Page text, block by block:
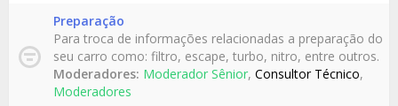
Preparação
Para troca de informações relacionadas a preparação do
seu carro como: filtro, escape, turbo, nitro, entre outros.
Moderadores: Moderador Sênior, Consultor Técnico,
Moderadores